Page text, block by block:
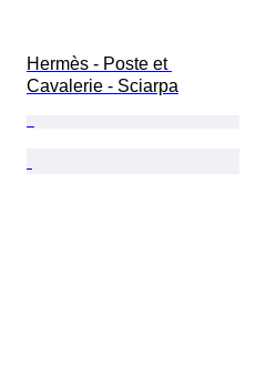
Hermès - Poste et
Cavalerie - Sciarpa